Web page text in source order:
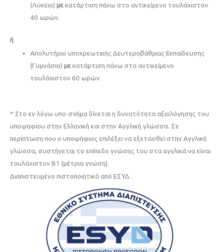
(Λύκειο)μεκατάρτιση πάνω στο αντικείμενο τουλάχιστον
40 ωρών.
ή
Απολυτήριο υποχρεωτικής Δευτεροβάθμιας Εκπαίδευσης
(Γυμνάσιο)μεκατάρτιση πάνω στο αντικείμενο
τουλάχιστον 60 ωρών.
* Στο εν λόγω υπο-σχήμα δίνεται η δυνατότητα αξιολόγησης του
υποψηφίου στην Ελληνική και στην Αγγλική γλώσσα. Σε
περίπτωση που ο υποψήφιος επιλέξει να εξετασθεί στην Αγγλική
γλώσσα, συστήνεται το επίπεδο γνώσης του στα αγγλικά να είναι
τουλάχιστον Β1 (μέτρια γνώση).
Διαπιστευμένo πιστοποιητικό από ΕΣΥΔ